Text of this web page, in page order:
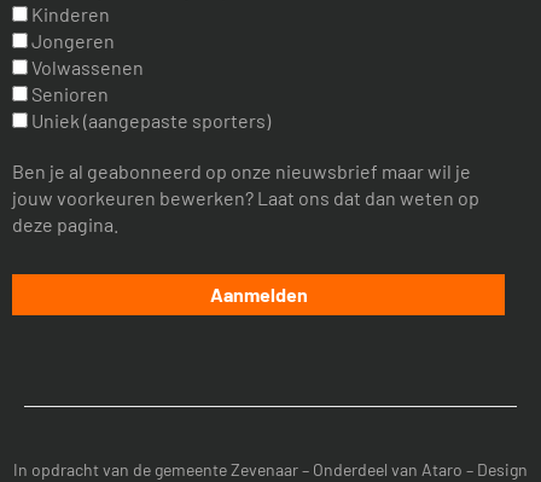
Kinderen
Jongeren
Volwassenen
Senioren
Uniek (aangepaste sporters)
Ben je al geabonneerd op onze nieuwsbrief maar wil je
jouw voorkeuren bewerken? Laat ons dat dan weten op
deze pagina.
In opdracht van de gemeente Zevenaar– Onderdeel van Ataro – Design